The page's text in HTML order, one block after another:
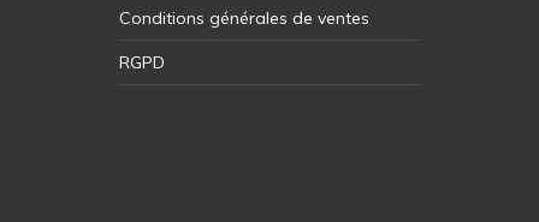
Conditions générales de ventes
RGPD